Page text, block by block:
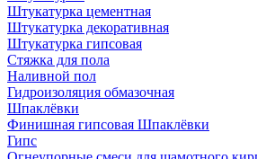
Штукатурка цементная
Штукатурка декоративная
Штукатурка гипсовая
Стяжка для пола
Наливной пол
Гидроизоляция обмазочная
Шпаклёвки
Финишная гипсовая Шпаклёвки
Гипс